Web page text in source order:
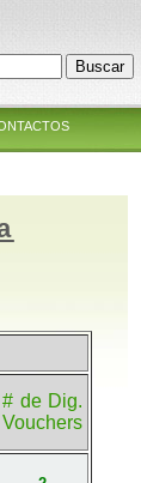
# de Dig.
Vouchers